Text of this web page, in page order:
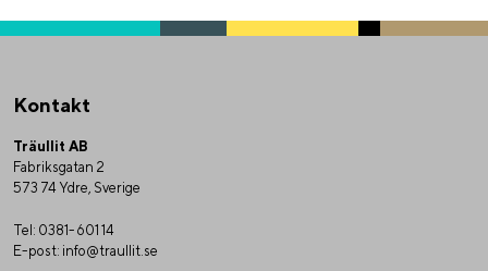
Kontakt
Träullit AB
Fabriksgatan 2
573 74 Ydre, Sverige
Tel: 0381-601 14
E-post: info@traullit.se